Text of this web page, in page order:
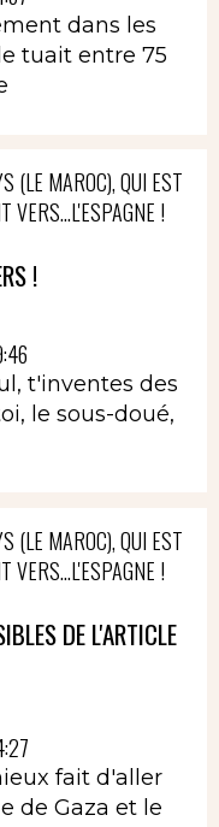
dans les
tuait entre 75
(LE MAROC), QUI EST
VERS...L'ESPAGNE !
!
t'inventes des
le sous-doué,
(LE MAROC), QUI EST
VERS...L'ESPAGNE !
DE L'ARTICLE
fait d'aller
de Gaza et le